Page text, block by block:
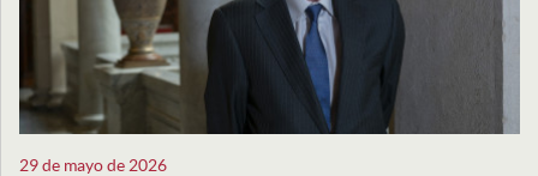
29 de mayo de 2026